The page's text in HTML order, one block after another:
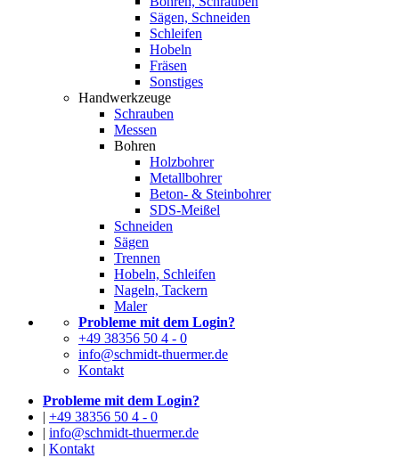
Sägen, Schneiden
Schleifen
Hobeln
Fräsen
Sonstiges
Handwerkzeuge
Schrauben
Messen
Bohren
Holzbohrer
Metallbohrer
Beton- & Steinbohrer
SDS-Meißel
Schneiden
Sägen
Trennen
Hobeln, Schleifen
Nageln, Tackern
Maler
Probleme mit dem Login?
+49 38356 50 4 - 0
info@schmidt-thuermer.de
Kontakt
Probleme mit dem Login?
| +49 38356 50 4 - 0
| info@schmidt-thuermer.de
| Kontakt